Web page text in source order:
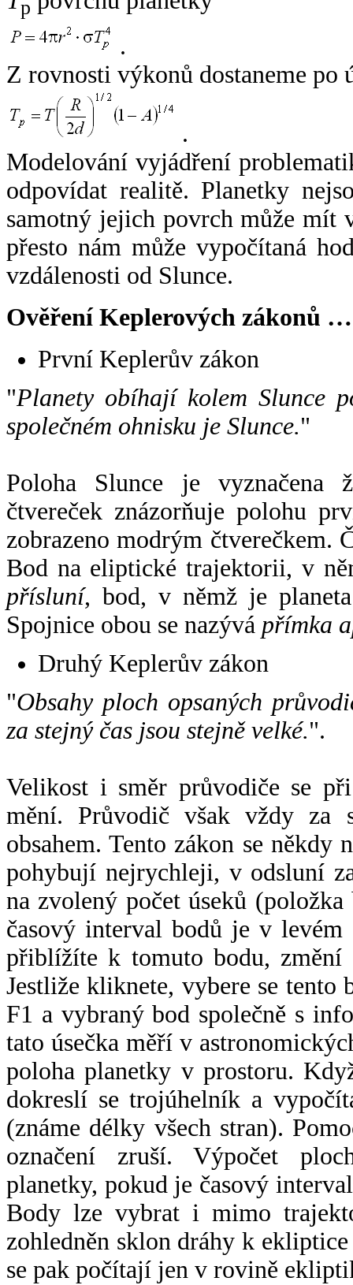
p
.
Z rovnosti výkonů dostaneme po
.
Modelování vyjádření
odpovídat realitě. Planetky
samotný jejich povrch může mít
přesto nám může vypočítaná
vzdálenosti od Slunce.
Ověření Keplerových zákonů …
První Keplerův zákon
"Planety obíhají kolem Slunce
společném ohnisku je Slunce."
Poloha Slunce je vyznačena
čtvereček znázorňuje polohu
zobrazeno modrým čtverečkem.
Bod na eliptické trajektorii, v
přísluní, bod, v němž je
Spojnice obou se nazývá přímka
Druhý Keplerův zákon
"Obsahy ploch opsaných
za stejný čas jsou stejně velké.".
Velikost i směr průvodiče se
mění. Průvodič však vždy za
obsahem. Tento zákon se někdy
pohybují nejrychleji, v odsluní
na zvolený počet úseků
časový interval bodů je v
přiblížíte k tomuto bodu,
Jestliže kliknete, vybere se tento
F1 a vybraný bod společně s
tato úsečka měří v
poloha planetky v prostoru.
dokreslí se trojúhelník a
(známe délky všech stran).
označení zruší. Výpočet
planetky, pokud je časový
Body lze vybrat i mimo
zohledněn sklon dráhy k
se pak počítají jen v rovině